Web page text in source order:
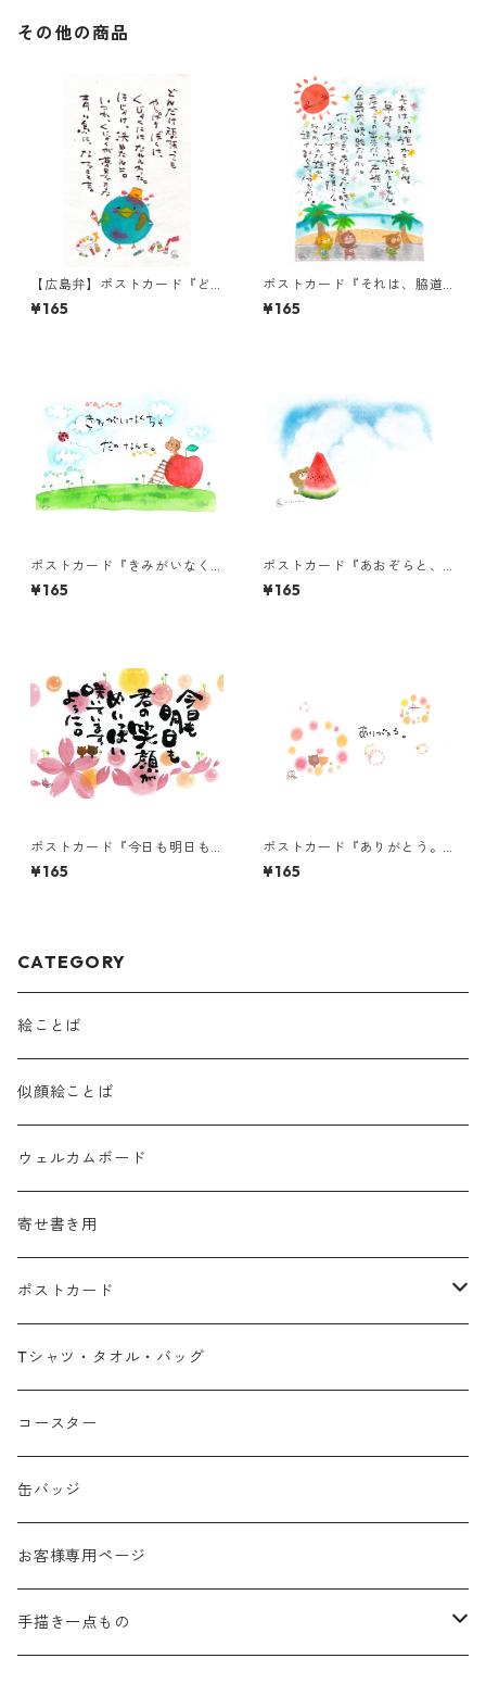
その他の商品
【広島弁】ポストカード『ど
んだけ頑張っても・・・』
¥165
ポストカード『それは、脇道
かもしれん。・・・』
¥165
ポストカード『きみがいなく
ちゃ だめなんよ。』
¥165
ポストカード『あおぞらと、
スイカくまちゃん（言葉な
し）』
¥165
ポストカード『今日も明日も
君の笑顔が・・・』
¥165
ポストカード『ありがとう。
(トンボ)』
¥165
CATEGORY
絵ことば
似顔絵ことば
ウェルカムボード
寄せ書き用
ポストカード
広島弁
春
夏
秋
冬
Tシャツ・タオル・バッグ
コースター
缶バッジ
お客様専用ページ
手描き一点もの